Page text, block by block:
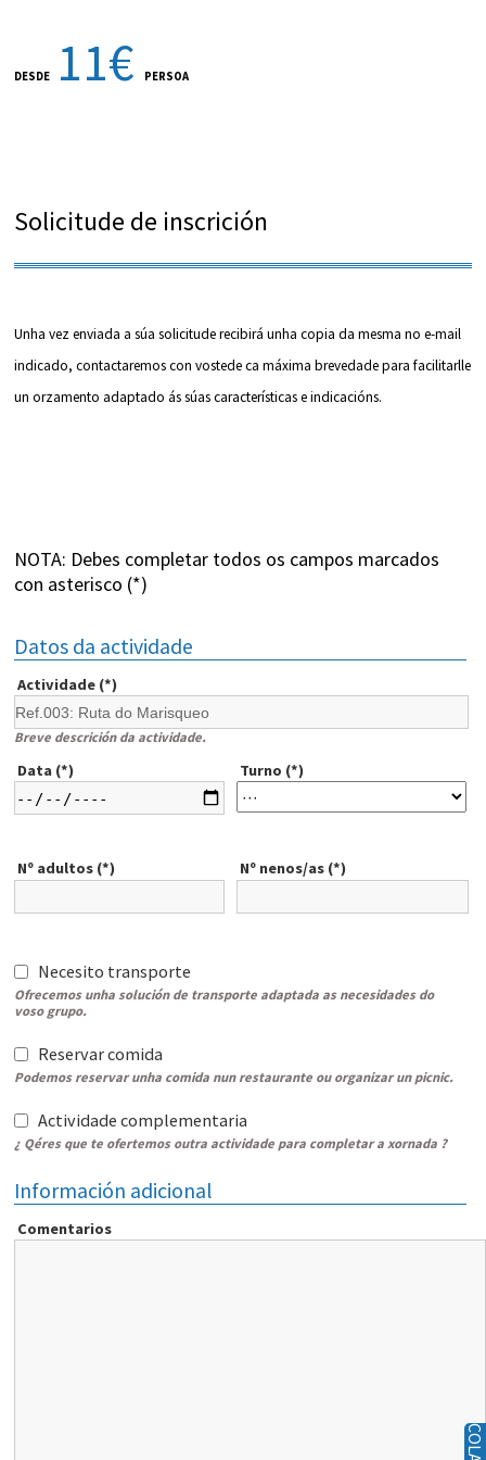
DESDE 11€ PERSOA
Solicitude de inscrición
Unha vez enviada a súa solicitude recibirá unha copia da mesma no e-mail
indicado, contactaremos con vostede ca máxima brevedade para facilitarlle
un orzamento adaptado ás súas características e indicacións.
NOTA: Debes completar todos os campos marcados
con asterisco (*)
Datos da actividade
Actividade (*)
Breve descrición da actividade.
Data (*) Turno (*)
Nº adultos (*) Nº nenos/as (*)
Necesito transporte
Ofrecemos unha solución de transporte adaptada as necesidades do
voso grupo.
Reservar comida
Podemos reservar unha comida nun restaurante ou organizar un picnic.
Actividade complementaria
¿ Qéres que te ofertemos outra actividade para completar a xornada ?
Información adicional
Comentarios